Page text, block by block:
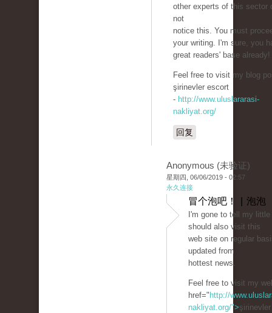
other experts of this sector
not
notice this. You must
your writing. I'm sure, you
great readers' base already!
Feel free to visit my blog
şirinevler escort
- http://www.uluslararasi-
nakliyat.org/
回复
Anonymous (未验证)
星期四, 06/06/2019 - 02:57
永久连接
冒个泡吧！ | 泡泡
I'm gone to tell my
should also visit this
web site on regular
updated from
hottest news.
Feel free to visit my
href=" http://
nakliyat.org/">